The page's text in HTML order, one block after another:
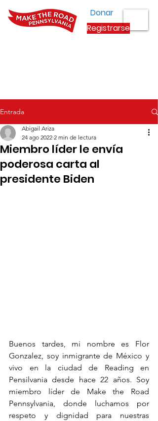
Donar
Registrarse
Entrada
Miembro líder le envía
poderosa carta al
presidente Biden
Abigail Ariza
24 ago 2022 2 min de lectura
Buenos tardes, mi nombre es Flor
Gonzalez, soy inmigrante de México y
vivo en la ciudad de Reading en
Pensilvania desde hace 22 años. Soy
miembro líder de Make the Road
Pennsylvania, donde luchamos por
respeto y dignidad para nuestras